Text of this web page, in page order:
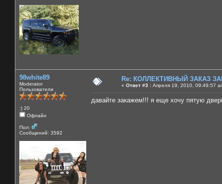
98white89
Moderator
Пользователи
:) 20
Офлайн
Пол:
Сообщений: 3592
Re: КОЛЛЕКТИВНЫЙ ЗАКАЗ
« Ответ #3 : Апреля 19, 2010, 09:49:57
давайте закажем!!! я еще хочу пятую